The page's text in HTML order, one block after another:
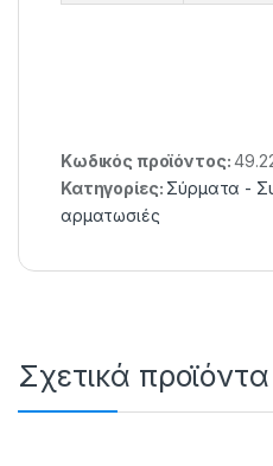
Κωδικός προϊόντος:
Κατηγορίες: Σύρματα -
αρματωσιές
Σχετικά προϊόντα